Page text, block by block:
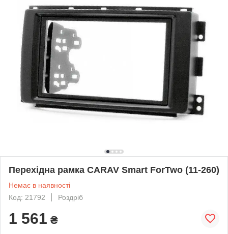
Перехідна рамка CARAV Smart ForTwo (11-260)
Немає в наявності
Код: 21792
Роздріб
1 561 ₴